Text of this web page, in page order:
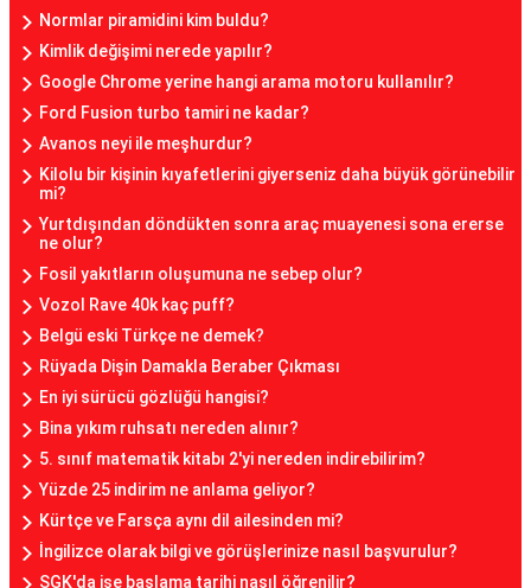
Normlar piramidini kim buldu?
Kimlik değişimi nerede yapılır?
Google Chrome yerine hangi arama motoru kullanılır?
Ford Fusion turbo tamiri ne kadar?
Avanos neyi ile meşhurdur?
Kilolu bir kişinin kıyafetlerini giyerseniz daha büyük görünebilir
mi?
Yurtdışından döndükten sonra araç muayenesi sona ererse
ne olur?
Fosil yakıtların oluşumuna ne sebep olur?
Vozol Rave 40k kaç puff?
Belgü eski Türkçe ne demek?
Rüyada Dişin Damakla Beraber Çıkması
En iyi sürücü gözlüğü hangisi?
Bina yıkım ruhsatı nereden alınır?
5. sınıf matematik kitabı 2'yi nereden indirebilirim?
Yüzde 25 indirim ne anlama geliyor?
Kürtçe ve Farsça aynı dil ailesinden mi?
İngilizce olarak bilgi ve görüşlerinize nasıl başvurulur?
SGK'da işe başlama tarihi nasıl öğrenilir?